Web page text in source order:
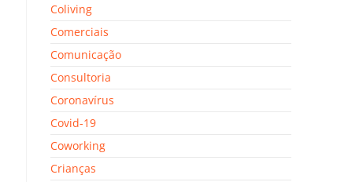
Coliving
Comerciais
Comunicação
Consultoria
Coronavírus
Covid-19
Coworking
Crianças